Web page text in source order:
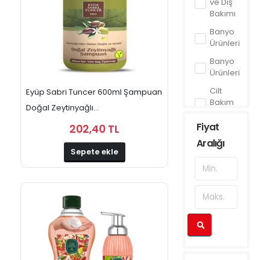
Bakımı
Banyo
Ürünleri
Banyo
Ürünleri
Cilt
Bakım
Cilt
Bakım
Deterjan
Temizlik
Hırdavat
Fiyat
Aralığı
Eyüp Sabri Tuncer 600ml Şampuan
Doğal Zeytinyağlı...
202,40 TL
Sepete ekle